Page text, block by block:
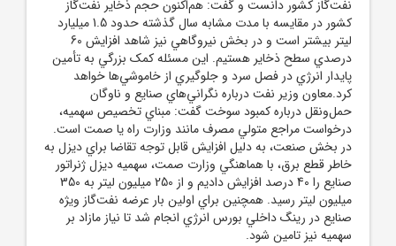
نفت‌گاز کشور دانست و گفت: هم‌اکنون حجم ذخاير نفت‌گاز
کشور در مقايسه با مدت مشابه سال گذشته حدود 1.5 ميليارد
ليتر بيشتر است و در بخش نيروگاهي نيز شاهد افزايش 60
درصدي سطح ذخاير هستيم. اين مسئله کمک بزرگي به تأمين
پايدار انرژي در فصل سرد و جلوگيري از خاموشي‌ها خواهد
کرد.معاون وزير نفت درباره نگراني‌هاي صنايع و ناوگان
حمل‌ونقل درباره کمبود سوخت گفت: مبناي تخصيص سهميه،
درخواست مراجع متولي مصرف مانند وزارت راه يا صمت است.
در بخش صنعت، به دليل افزايش قابل توجه تقاضا براي ديزل به
خاطر قطع برق، با هماهنگي وزارت صمت، سهميه ديزل ژنراتور
صنايع را 40 درصد افزايش داديم و از 250 ميليون ليتر به 350
ميليون ليتر رسيد. همچنين براي اولين بار عرضه نفت‌گاز ويژه
صنايع در رينگ داخلي بورس انرژي انجام شد تا نياز مازاد بر
سهميه نيز تامين شود.